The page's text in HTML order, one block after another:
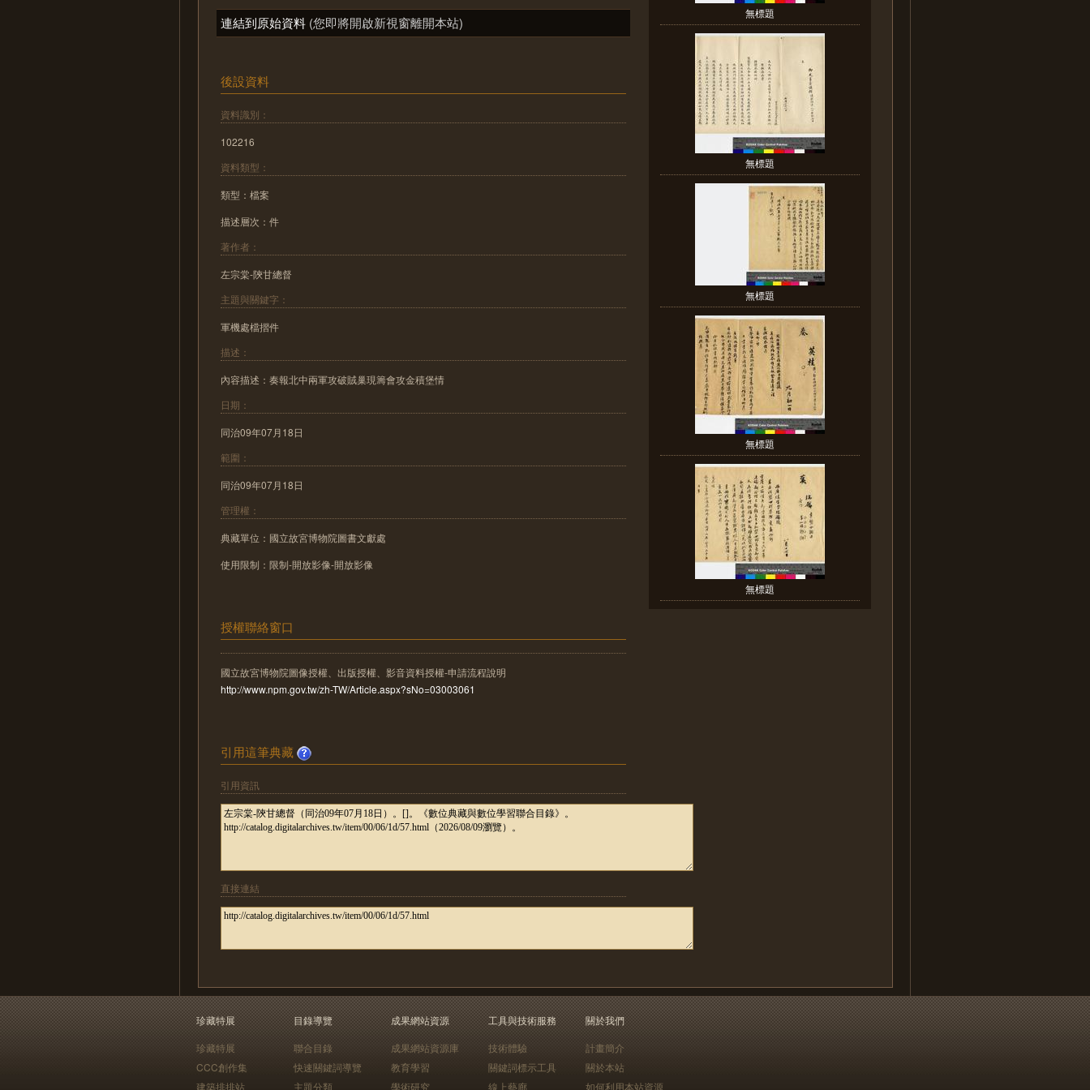
連結到原始資料 (您即將開啟新視窗離開本站)
後設資料
資料識別：
102216
資料類型：
類型：檔案
描述層次：件
著作者：
左宗棠-陝甘總督
主題與關鍵字：
軍機處檔摺件
描述：
內容描述：奏報北中兩軍攻破賊巢現籌會攻金積堡情
日期：
同治09年07月18日
範圍：
同治09年07月18日
管理權：
典藏單位：國立故宮博物院圖書文獻處
使用限制：限制-開放影像-開放影像
授權聯絡窗口
國立故宮博物院圖像授權、出版授權、影音資料授權-申請流程說明
http://www.npm.gov.tw/zh-TW/Article.aspx?sNo=03003061
引用這筆典藏
引用資訊
直接連結
無標題
無標題
無標題
無標題
無標題
珍藏特展
珍藏特展
CCC創作集
建築排排站
目錄導覽
聯合目錄
快速關鍵詞導覽
主題分類
成果網站資源
成果網站資源庫
教育學習
學術研究
工具與技術服務
技術體驗
關鍵詞標示工具
線上藝廊
關於我們
計畫簡介
關於本站
如何利用本站資源